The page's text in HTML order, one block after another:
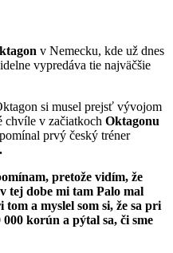
v Nemecku, kde už dnes
vypredáva tie najväčšie
si musel prejsť vývojom
chvíle v začiatkoch Oktagonu
prvý český tréner
pretože vidím, že
tej dobe mi tam Palo mal
a myslel som si, že sa pri
korún a pýtal sa, či sme